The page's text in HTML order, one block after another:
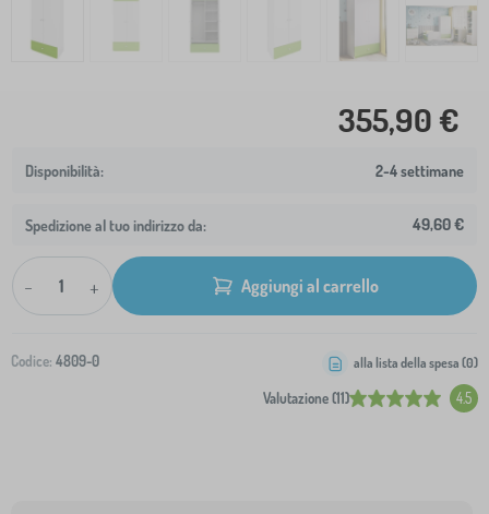
355,90 €
2-4 settimane
Spedizione al tuo indirizzo da: 49,60 €
- + Aggiungi al carrello
Codice: 4809-0
Valutazione (11) 4.5
alla lista della spesa (0)